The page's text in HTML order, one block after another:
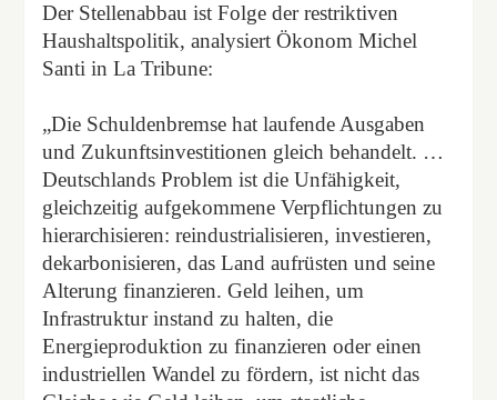
Der Stellenabbau ist Folge der restriktiven
Haushaltspolitik, analysiert Ökonom Michel
Santi in La Tribune:
„Die Schuldenbremse hat laufende Ausgaben
und Zukunftsinvestitionen gleich behandelt. …
Deutschlands Problem ist die Unfähigkeit,
gleichzeitig aufgekommene Verpflichtungen zu
hierarchisieren: reindustrialisieren, investieren,
dekarbonisieren, das Land aufrüsten und seine
Alterung finanzieren. Geld leihen, um
Infrastruktur instand zu halten, die
Energieproduktion zu finanzieren oder einen
industriellen Wandel zu fördern, ist nicht das